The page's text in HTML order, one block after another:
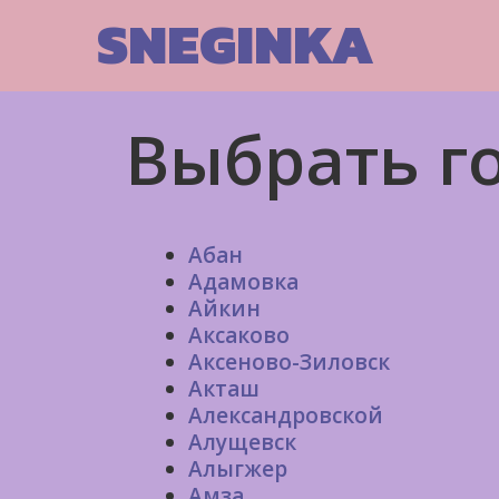
SNEGINKA
Выбрать
Абан
Адамовка
Айкин
Аксаково
Аксеново-Зиловск
Акташ
Александровской
Алущевск
Алыгжер